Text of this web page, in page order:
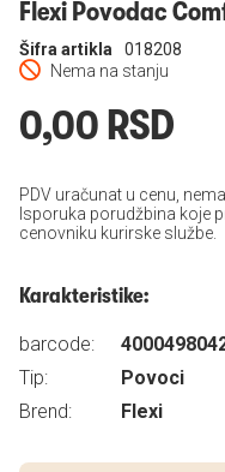
Flexi Povodac
Nema na stanju
Šifra artikla 018208
0,00 RSD
PDV uračunat u cenu,
Isporuka porudžbina koje
cenovniku kurirske službe.
Karakteristike:
barcode:
Tip:
Povoci
Brend:
Flexi